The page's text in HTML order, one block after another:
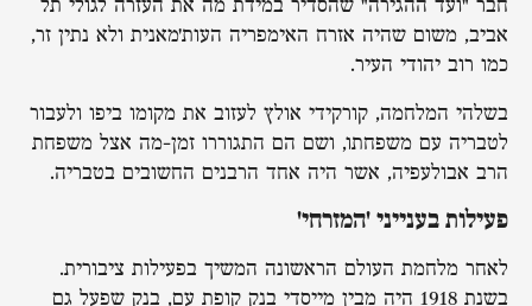
חבר "ועד ההגירה" שהסדיר במידת מה את העזרה לגולי תל
אביב, משום שהיה אזרח האימפריה העות'מאנית ולא נתין זר,
כמו רוב יהודי העיר.
בשלהי המלחמה, קורקידי אולץ לעזוב את מקומו ביפו ולעבור
לטבריה עם משפחתו, ושם הם התגוררו זמן-מה אצל משפחת
הרב אבולעפיה, אשר היה אחד הרבנים החשובים בטבריה.
פעילות בענייני 'המזרחי'
לאחר מלחמת העולם הראשונה המשיך בפעילות ציבורית.
בשנת 1918 היה מבין מייסדי בנק קופת עם, בנק שפעל גם